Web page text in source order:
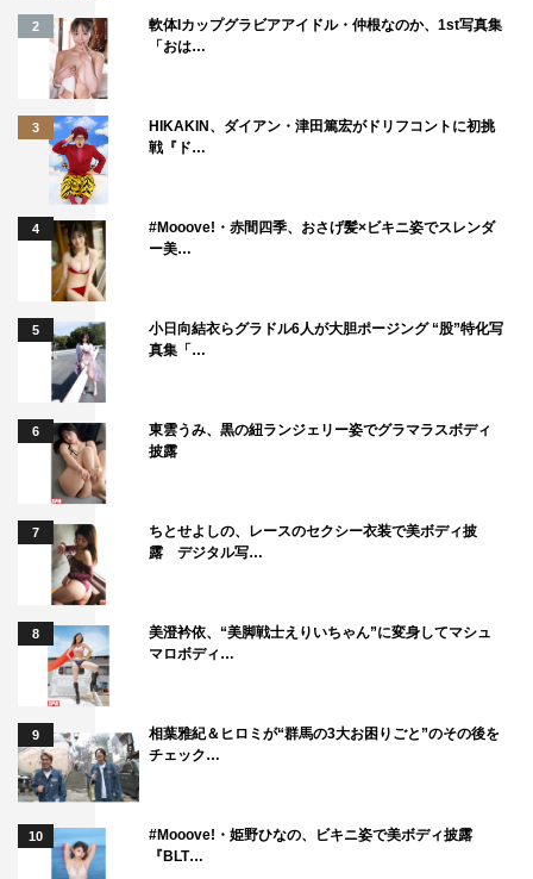
2
軟体Iカップグラビアアイドル・仲根なのか、1st写真集
「おは…
3
HIKAKIN、ダイアン・津田篤宏がドリフコントに初挑
戦『ド…
4
#Mooove!・赤間四季、おさげ髪×ビキニ姿でスレンダ
ー美…
5
小日向結衣らグラドル6人が大胆ポージング “股”特化写
真集「…
6
東雲うみ、黒の紐ランジェリー姿でグラマラスボディ
披露
7
ちとせよしの、レースのセクシー衣装で美ボディ披
露 デジタル写…
8
美澄衿依、“美脚戦士えりいちゃん”に変身してマシュ
マロボディ…
9
相葉雅紀＆ヒロミが“群馬の3大お困りごと”のその後を
チェック…
10
#Mooove!・姫野ひなの、ビキニ姿で美ボディ披露
『BLT…